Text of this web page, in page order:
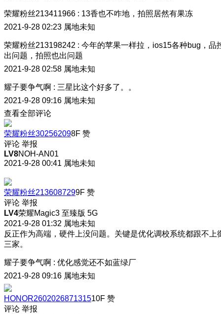
荣耀粉丝213411966 : 13香也不咋地，拍照居然有果冻
2021-9-28 02:23 属地未知
荣耀粉丝213198242 : 今年的苹果一样拉，ios15各种bug，品
出问题，拍照也出问题
2021-9-28 02:58 属地未知
耀子要争气啊 : 三星比这个好多了。。
2021-9-28 09:16 属地未知
查看全部评论
荣耀粉丝302562098F 赞
评论 举报
LV8NOH-AN01
2021-9-28 00:41 属地未知
荣耀粉丝2136087299F 赞
评论 举报
LV4荣耀Magic3 至臻版 5G
2021-9-28 01:32 属地未知
反正作为高端，硬件上没问题。关键是优化调校系统都跟不上
三家。
耀子要争气啊 : 优化感觉还不如蓝绿厂
2021-9-28 09:16 属地未知
HONOR260202687131510F 赞
评论 举报